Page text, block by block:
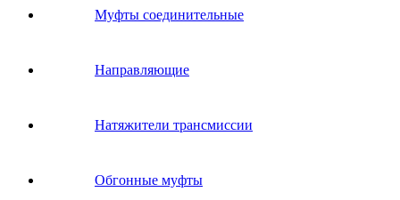
Муфты соединительные
Направляющие
Натяжители трансмиссии
Обгонные муфты